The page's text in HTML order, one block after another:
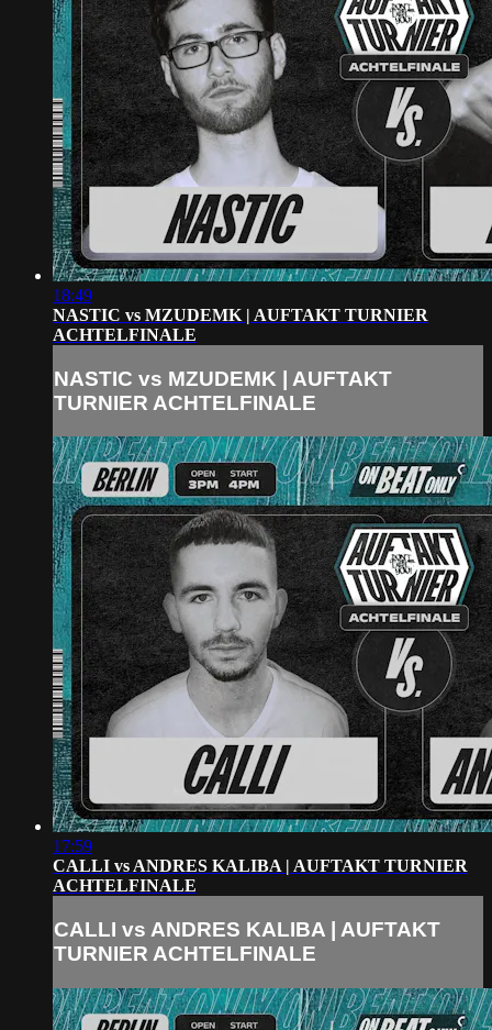
18:49
NASTIC vs MZUDEMK | AUFTAKT TURNIER
ACHTELFINALE
NASTIC vs MZUDEMK | AUFTAKT
TURNIER ACHTELFINALE
17:59
CALLI vs ANDRES KALIBA | AUFTAKT TURNIER
ACHTELFINALE
CALLI vs ANDRES KALIBA | AUFTAKT
TURNIER ACHTELFINALE